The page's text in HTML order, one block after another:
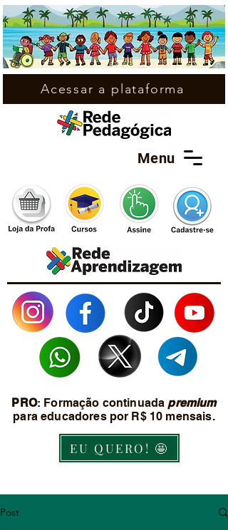
Menu
PRO: Formação continuada premium
para educadores por R$ 10 mensais.
EU QUERO! 🤩
Acessar a plataforma
Post